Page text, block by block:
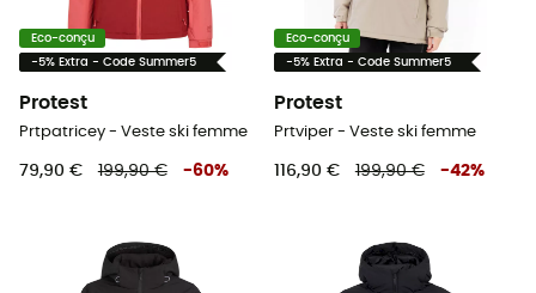
Eco-conçu
-5% Extra - Code Summer5
Protest
Prtpatricey - Veste ski femme
79,90 € 199,90 € -60%
Eco-conçu
-5% Extra - Code Summer5
Protest
Prtviper - Veste ski femme
116,90 € 199,90 € -42%